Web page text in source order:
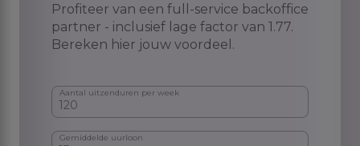
Profiteer van een full-service backoffice
partner - inclusief lage factor van 1.77.
Bereken hier jouw voordeel.
Aantal uitzenduren per week
Gemiddelde uurloon